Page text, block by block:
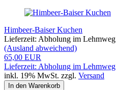
Himbeer-Baiser Kuchen
Lieferzeit: Abholung im Lehmweg
(Ausland abweichend)
65,00 EUR
Lieferzeit: Abholung im Lehmweg
inkl. 19% MwSt. zzgl. Versand
In den Warenkorb